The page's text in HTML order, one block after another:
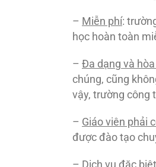
– Miễn phí:
học hoàn toàn
– Đa dạng và
chúng, cũng
vậy, trường công
– Giáo viên phải
được đào tạo
– Dịch vụ đặc biệt